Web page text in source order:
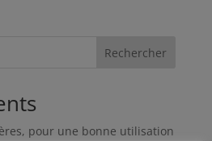
Rechercher
pour une bonne utilisation